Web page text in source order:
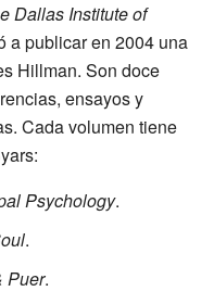
Dallas Institute of
a publicar en 2004 una
Hillman. Son doce
ensayos y
Cada volumen tiene
Psychology.
.
Puer.